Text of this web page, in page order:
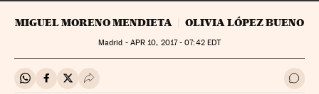
MIGUEL MORENO MENDIETA OLIVIA LÓPEZ BUENO
Madrid - APR 10, 2017 - 07:42EDT
Compartir en Whatsapp
Compartir en Facebook
Compartir en Twitter
Desplegar Redes Sociales Ir a